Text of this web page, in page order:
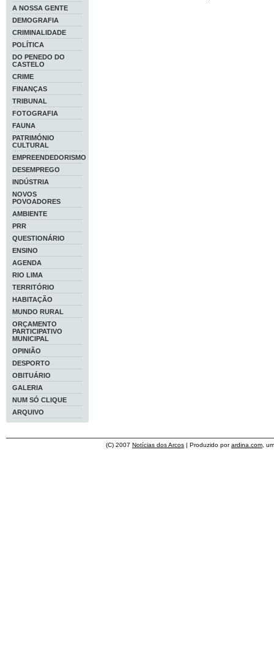
A NOSSA GENTE
DEMOGRAFIA
CRIMINALIDADE
POLÍTICA
DO PENEDO DO
CASTELO
CRIME
FINANÇAS
TRIBUNAL
FOTOGRAFIA
FAUNA
PATRIMÓNIO
CULTURAL
EMPREENDEDORISMO
DESEMPREGO
INDÚSTRIA
NOVOS
POVOADORES
AMBIENTE
PRR
QUESTIONÁRIO
ENSINO
AGENDA
RIO LIMA
TERRITÓRIO
HABITAÇÃO
MUNDO RURAL
ORÇAMENTO
PARTICIPATIVO
MUNICIPAL
OPINIÃO
DESPORTO
OBITUÁRIO
GALERIA
NUM SÓ CLIQUE
ARQUIVO
(C) 2007 Notícias dos Arcos | Produzido porardina.com ,